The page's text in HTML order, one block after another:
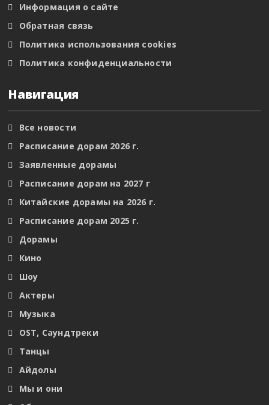
Информация о сайте
Обратная связь
Политика использования cookies
Политика конфиденциальности
Навигация
Все новости
Расписание дорам 2026 г.
Заявленные дорамы
Расписание дорам на 2027 г
Китайские дорамы на 2026 г.
Расписание дорам 2025 г.
Дорамы
Кино
Шоу
Актеры
Музыка
OST, Саундтреки
Танцы
Айдолы
Мы и они